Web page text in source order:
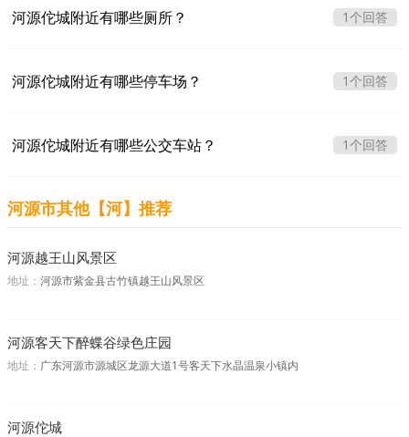
河源佗城附近有哪些厕所？ 1个回答
河源佗城附近有哪些停车场？ 1个回答
河源佗城附近有哪些公交车站？ 1个回答
河源市其他【河】推荐
河源越王山风景区
地址： 河源市紫金县古竹镇越王山风景区
河源客天下醉蝶谷绿色庄园
地址： 广东河源市源城区龙源大道1号客天下水晶温泉小镇内
河源佗城